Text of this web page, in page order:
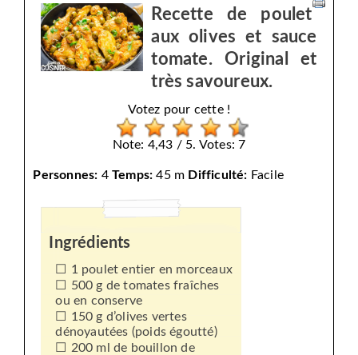
Recette de poulet
aux olives et sauce
tomate. Original et
très savoureux.
Votez pour cette !
Note: 4,43 / 5. Votes: 7
Personnes: 4 Temps: 45 m Difficulté: Facile
Ingrédients
1 poulet entier en morceaux
500 g de tomates fraîches
ou en conserve
150 g d’olives vertes
dénoyautées (poids égoutté)
200 ml de bouillon de